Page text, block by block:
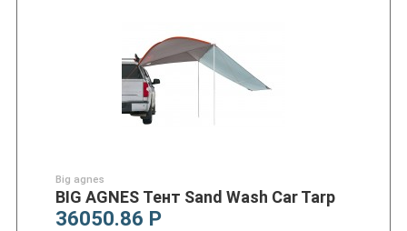
Big agnes
BIG AGNES Тент Sand Wash Car Tarp
36050.86 Р